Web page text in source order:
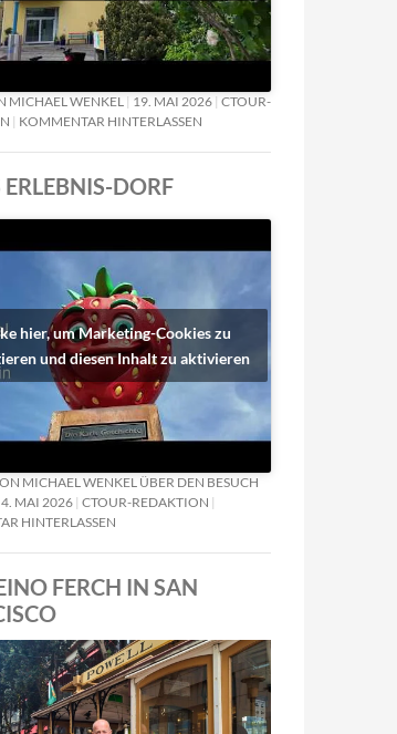
MICHAEL WENKEL 19. MAI 2026 CTOUR-
KOMMENTAR HINTERLASSEN
ERLEBNIS-DORF
hier, um Marketing-Cookies zu
und diesen Inhalt zu aktivieren
MICHAEL WENKEL ÜBER DEN BESUCH
4. MAI 2026 CTOUR-REDAKTION
HINTERLASSEN
FERCH IN SAN